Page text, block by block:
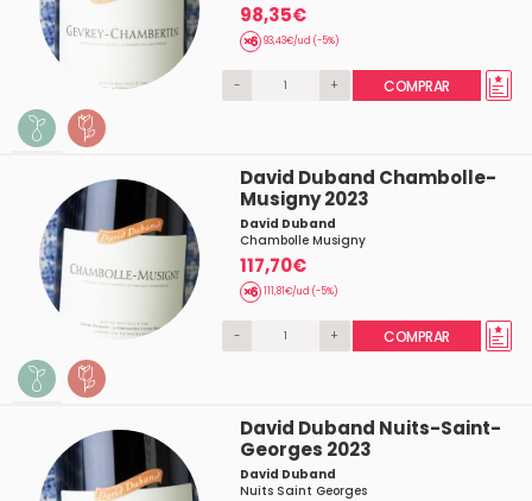
98,35€
93,43€/ud (-5%)
- + COMPRAR
David Duband Chambolle-
Musigny 2023
David Duband
Chambolle Musigny
117,70€
111,81€/ud (-5%)
- + COMPRAR
David Duband Nuits-Saint-
Georges 2023
David Duband
Nuits Saint Georges